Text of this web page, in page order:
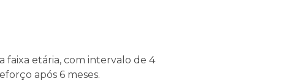
faixa etária, com intervalo de 4
após 6 meses.